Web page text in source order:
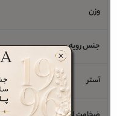
وزن
جنس رویه
آستر